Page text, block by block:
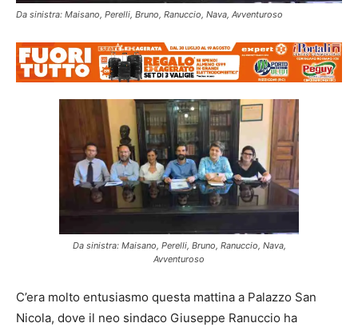
Da sinistra: Maisano, Perelli, Bruno, Ranuccio, Nava, Avventuroso
Da sinistra: Maisano, Perelli, Bruno, Ranuccio, Nava,
Avventuroso
C’era molto entusiasmo questa mattina a Palazzo San
Nicola, dove il neo sindaco Giuseppe Ranuccio ha